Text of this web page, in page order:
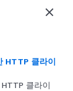
HTTP 클라이
클라이